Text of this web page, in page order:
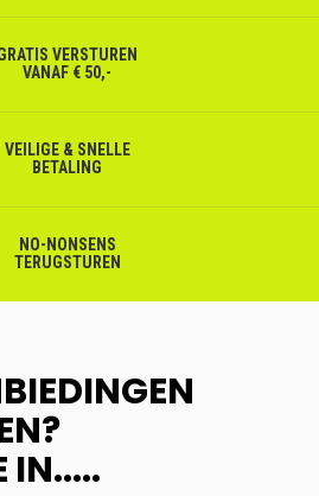
VERSTUREN
VANAF € 50,-
VEILIGE & SNELLE
BETALING
NO-NONSENS
TERUGSTUREN
IN.....